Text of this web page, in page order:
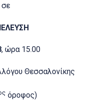
, ώρα 15.00
Θεσσαλονίκης
όροφος)